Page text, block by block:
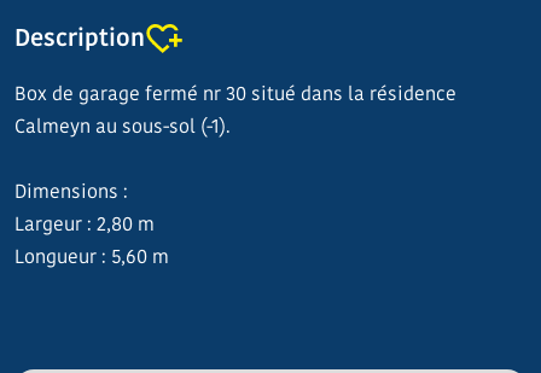
Description
Box de garage fermé nr 30 situé dans la résidence
Calmeyn au sous-sol (-1).
Dimensions :
Largeur : 2,80 m
Longueur : 5,60 m